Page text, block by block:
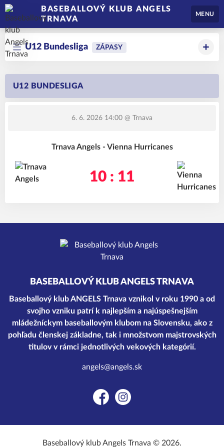
BASEBALLOVÝ KLUB ANGELS
TRNAVA
MENU
U12 Bundesliga ZÁPASY
U12 BUNDESLIGA
6. 6. 2026 14:00 @ Trnava
Trnava Angels - Vienna Hurricanes
10 : 11
BASEBALLOVÝ KLUB ANGELS TRNAVA
Baseballový klub ANGELS Trnava vznikol v roku 1990 a od
svojho vzniku patrí k najlepším a najúspešnejším
mládežníckym baseballovým klubom na Slovensku, ako z
pohľadu členskej základne, tak i množstvom majstrovských
titulov v rámci jednotlivých vekových kategórií.
angels@angels.sk
FacebookInstagram
Baseballový klub Angels Trnava © 2026.